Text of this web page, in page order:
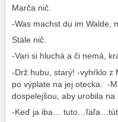
Marča nič.
-Was machst du im Walde,
Stále nič.
-Vari si hluchá a či nemá,
-Drž hubu, starý! -vyhŕklo z
po výplate na jej otecka. -
dospelejšou, aby urobila na
-Keď ja iba…